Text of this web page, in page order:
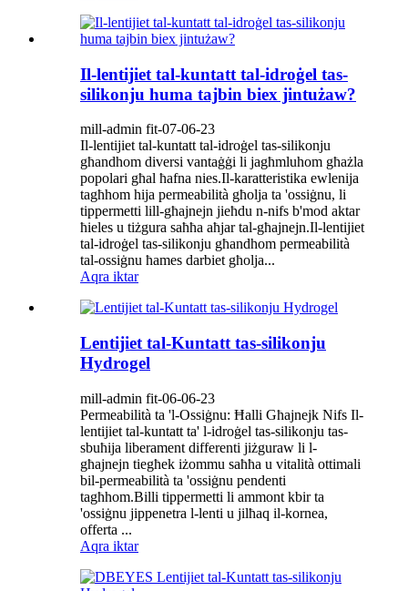
Il-lentijiet tal-kuntatt tal-idroġel tas-
silikonju huma tajbin biex jintużaw?
mill-admin fit-07-06-23
Il-lentijiet tal-kuntatt tal-idroġel tas-silikonju
għandhom diversi vantaġġi li jagħmluhom għażla
popolari għal ħafna nies.Il-karatteristika ewlenija
tagħhom hija permeabilità għolja ta 'ossiġnu, li
tippermetti lill-għajnejn jieħdu n-nifs b'mod aktar
ħieles u tiżgura saħħa aħjar tal-għajnejn.Il-lentijiet
tal-idroġel tas-silikonju għandhom permeabilità
tal-ossiġnu ħames darbiet għolja...
Aqra iktar
Lentijiet tal-Kuntatt tas-silikonju
Hydrogel
mill-admin fit-06-06-23
Permeabilità ta 'l-Ossiġnu: Ħalli Għajnejk Nifs Il-
lentijiet tal-kuntatt ta' l-idroġel tas-silikonju tas-
sbuħija liberament differenti jiżguraw li l-
għajnejn tiegħek iżommu saħħa u vitalità ottimali
bil-permeabilità ta 'ossiġnu pendenti
tagħhom.Billi tippermetti li ammont kbir ta
'ossiġnu jippenetra l-lenti u jilħaq il-kornea,
offerta ...
Aqra iktar